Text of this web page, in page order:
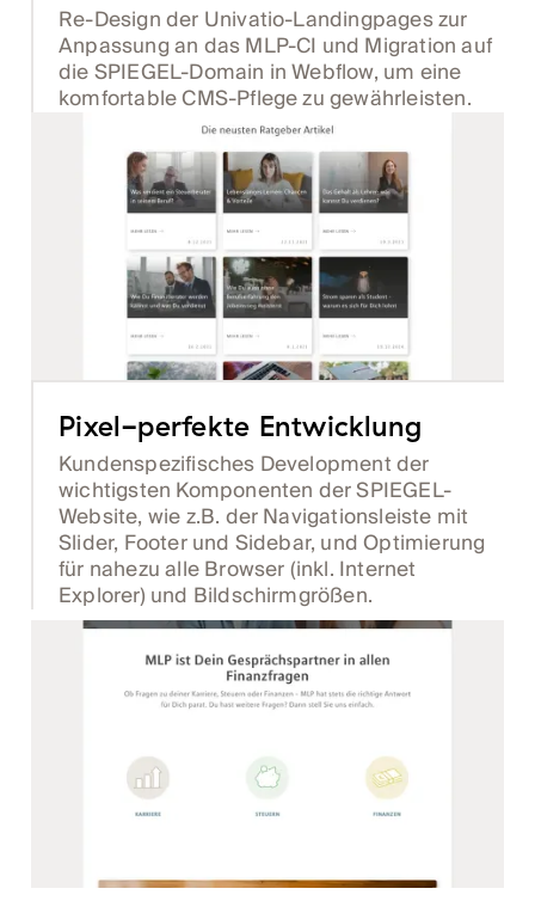
Re-Design der Univatio-Landingpages zur
Anpassung an das MLP-CI und Migration auf
die SPIEGEL-Domain in Webflow, um eine
komfortable CMS-Pflege zu gewährleisten.
Pixel-perfekte Entwicklung
Kundenspezifisches Development der
wichtigsten Komponenten der SPIEGEL-
Website, wie z.B. der Navigationsleiste mit
Slider, Footer und Sidebar, und Optimierung
für nahezu alle Browser (inkl. Internet
Explorer) und Bildschirmgrößen.